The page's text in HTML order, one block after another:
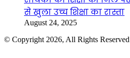
से खुला उच्च शिक्षा का रास्ता
August 24, 2025
© Copyright 2026, All Rights Reserved